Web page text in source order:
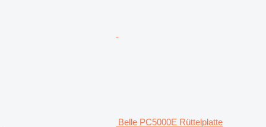
Belle PC5000E Rüttelplatte